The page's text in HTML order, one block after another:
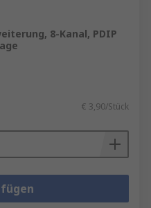
8-Kanal, PDIP
€ 3,90/Stück